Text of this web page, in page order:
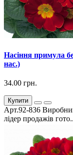
Насіння примула
нас.)
34.00 грн.
Купити
Арт.92-836
лідер продажів